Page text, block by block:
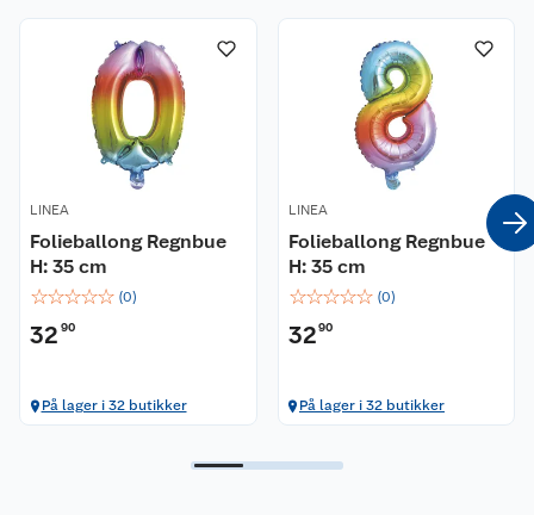
LINEA
Folieballong Regnbue
H: 35 cm
☆☆☆☆☆ (0)
32 90
På lager i 32 butikker
LINEA
Folieballong Regnbue
H: 35 cm
☆☆☆☆☆ (0)
32 90
På lager i 32 butikker